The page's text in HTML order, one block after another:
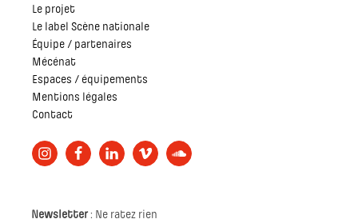
Le projet
Le label Scène nationale
Équipe / partenaires
Mécénat
Espaces / équipements
Mentions légales
Contact
Newsletter: Ne ratez rien